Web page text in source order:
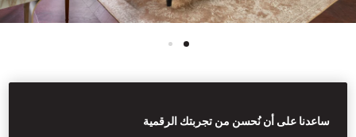
View All
ساعدنا على أن نُحسن من تجربتك الرقمية